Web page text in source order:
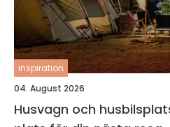
inspiration
04. August 2026
Husvagn och husbilsplatser så hittar